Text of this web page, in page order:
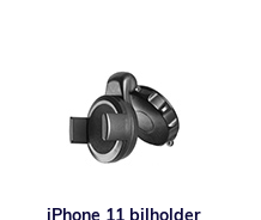
iPhone 11 bilholder